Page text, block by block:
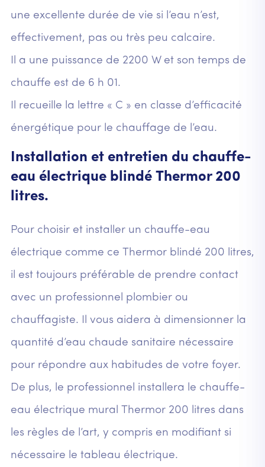
une excellente durée de vie si l’eau n’est,
effectivement, pas ou très peu calcaire.
Il a une puissance de 2200 W et son temps de
chauffe est de 6 h 01.
Il recueille la lettre « C » en classe d’efficacité
énergétique pour le chauffage de l’eau.
Installation et entretien du chauffe-
eau électrique blindé Thermor 200
litres.
Pour choisir et installer un chauffe-eau
électrique comme ce Thermor blindé 200 litres,
il est toujours préférable de prendre contact
avec un professionnel plombier ou
chauffagiste. Il vous aidera à dimensionner la
quantité d’eau chaude sanitaire nécessaire
pour répondre aux habitudes de votre foyer.
De plus, le professionnel installera le chauffe-
eau électrique mural Thermor 200 litres dans
les règles de l’art, y compris en modifiant si
nécessaire le tableau électrique.